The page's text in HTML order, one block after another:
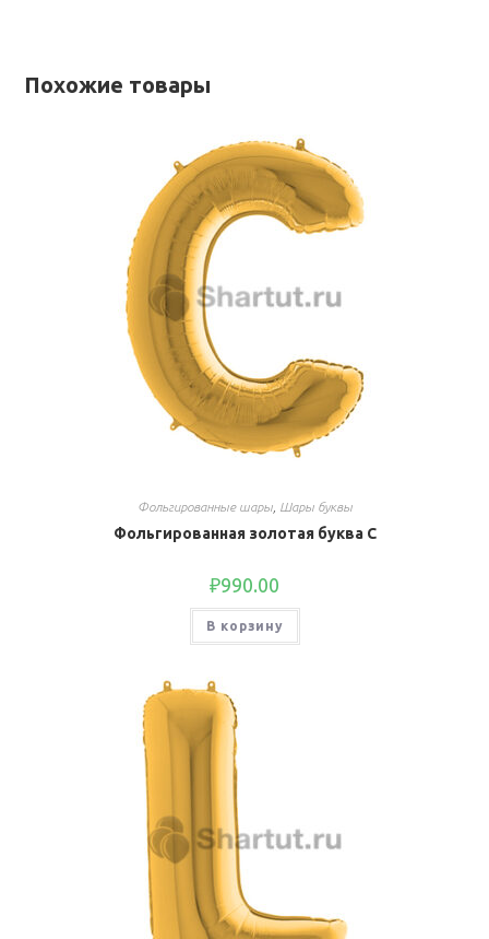
Похожие товары
Фольгированные шары, Шары буквы
Фольгированная золотая буква C
₽990.00
В корзину